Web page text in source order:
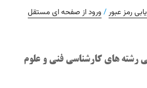
رمز عبور/ ورود از صفحه ای مستقل
رشته های کارشناسی فنی و علوم